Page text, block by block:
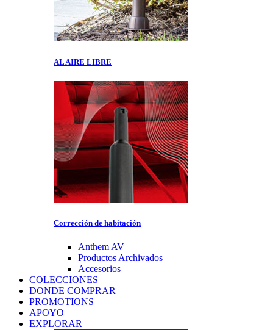
AL AIRE LIBRE
Corrección de habitación
Anthem AV
Productos Archivados
Accesorios
COLECCIONES
DONDE COMPRAR
PROMOTIONS
APOYO
EXPLORAR